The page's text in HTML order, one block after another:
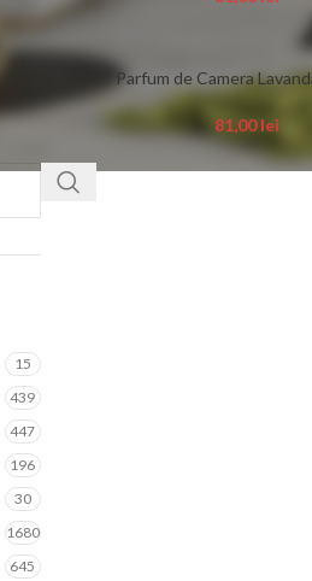
15
439
447
196
30
1680
645
Parfum de Camera
81,00lei